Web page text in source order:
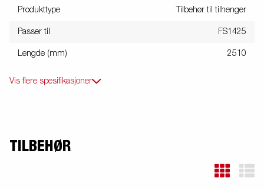
Produkttype Tilbehør til tilhenger
Passer til FS1425
Lengde (mm) 2510
Vis flere spesifikasjoner
TILBEHØR